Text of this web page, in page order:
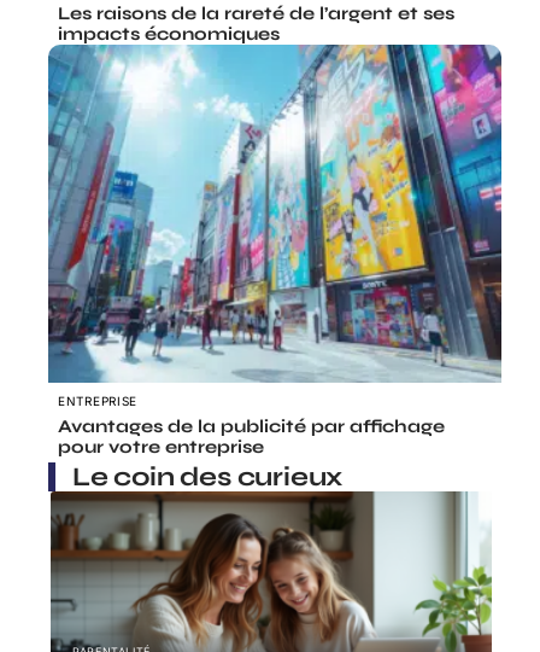
Les raisons de la rareté de l’argent et ses
impacts économiques
ENTREPRISE
Avantages de la publicité par affichage
pour votre entreprise
Le coin des curieux